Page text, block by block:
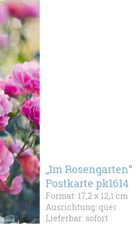
„Im Rosengarten“
Postkarte pk1614
Format: 17,2 x 12,1 cm
Ausrichtung: quer
Lieferbar: sofort